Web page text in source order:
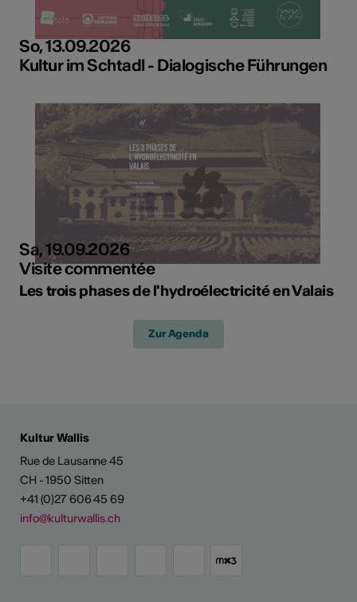
So, 13.09.2026
Kultur im Schtadl - Dialogische Führungen
Sa, 19.09.2026
Visite commentée
Les trois phases de l'hydroélectricité en Valais
Zur Agenda
Kultur Wallis
Rue de Lausanne 45
CH - 1950 Sitten
+41 (0)27 606 45 69
info@kulturwallis.ch